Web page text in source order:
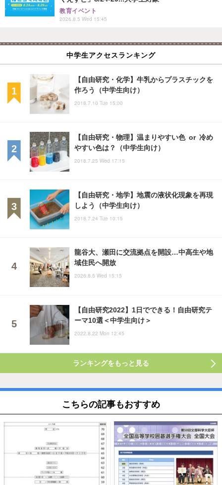
教育イベント
2026.8.5 Wed 15:45
中学生アクセスランキング
【自由研究・化学】牛乳からプラスチックを
作ろう（中学生向け）
2018.7.10 Tue 15:00
【自由研究・物理】温まりやすい色 or 冷め
やすい色は？（中学生向け）
2018.7.25 Wed 17:15
【自由研究・地学】地震の液状化現象を再現
しよう（中学生向け）
2018.7.24 Tue 10:15
龍谷大、瀬田に交流拠点を開設…中高生や地
域住民へ開放
2026.8.5 Wed 15:15
【自由研究2022】1日でできる！自由研究テ
ーマ10選＜中学生向け＞
2022.8.22 Mon 12:45
ランキングをもっと見る
こちらの記事もおすすめ